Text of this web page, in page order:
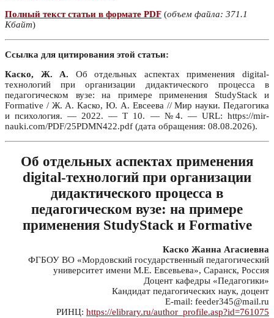
Полный текст статьи в формате PDF (объем файла: 371.1
Кбайт)
Ссылка для цитирования этой статьи:
Каско, Ж. А. Об отдельных аспектах применения digital-
технологий при организации дидактического процесса в
педагогическом вузе: на примере применения StudyStack и
Formative / Ж. А. Каско, Ю. А. Евсеева // Мир науки. Педагогика
и психология. — 2022. — Т 10. — №4. — URL: https://mir-
nauki.com/PDF/25PDMN422.pdf (дата обращения: 08.08.2026).
Об отдельных аспектах применения
digital-технологий при организации
дидактического процесса в
педагогическом вузе: на примере
применения StudyStack и Formative
Каско Жанна Агасиевна
ФГБОУ ВО «Мордовский государственный педагогический
университет имени М.Е. Евсевьева», Саранск, Россия
Доцент кафедры «Педагогики»
Кандидат педагогических наук, доцент
E-mail: feeder345@mail.ru
РИНЦ: https://elibrary.ru/author_profile.asp?id=761075